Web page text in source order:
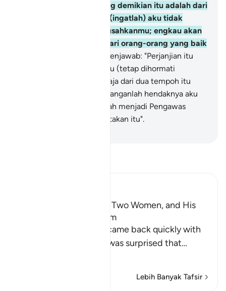
Musa, the Father of the Two Women, and His
Marriage to One of Them
When the two women came back quickly with
the sheep, their father was surprised that…
Lebih Banyak Tafsir
sepuluh tahun, maka yang demikian itu adalah dari
kerelaanmu sendiri. Dan (ingatlah) aku tidak
bertujuan hendak menyusahkanmu; engkau akan
dapati aku Insya Allah, dari orang-orang yang baik
Musa menjawab: "Perjanjian itu
adalah antaraku denganmu (tetap dihormati
bersama); yang mana sahaja dari dua tempoh itu
yang aku tunaikan, maka janganlah hendaknya aku
disalahkan. Dan Allah jualah menjadi Pengawas
terhadap apa yang kita katakan itu".